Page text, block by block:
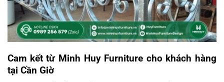
Cam kết từ Minh Huy Furniture cho khách hàng
tại Cần Giờ